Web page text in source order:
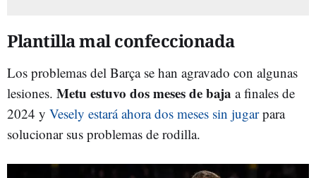
Plantilla mal confeccionada
Los problemas del Barça se han agravado con algunas
lesiones. Metu estuvo dos meses de baja a finales de
2024 y Vesely estará ahora dos meses sin jugarpara
solucionar sus problemas de rodilla.